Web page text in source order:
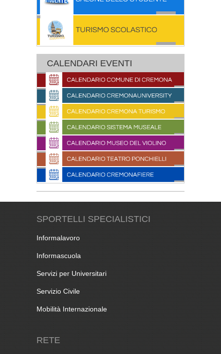
CALENDARI EVENTI
SPORTELLI SPECIALISTICI
Informalavoro
Informascuola
Servizi per Universitari
Servizio Civile
Mobilità Internazionale
RETE